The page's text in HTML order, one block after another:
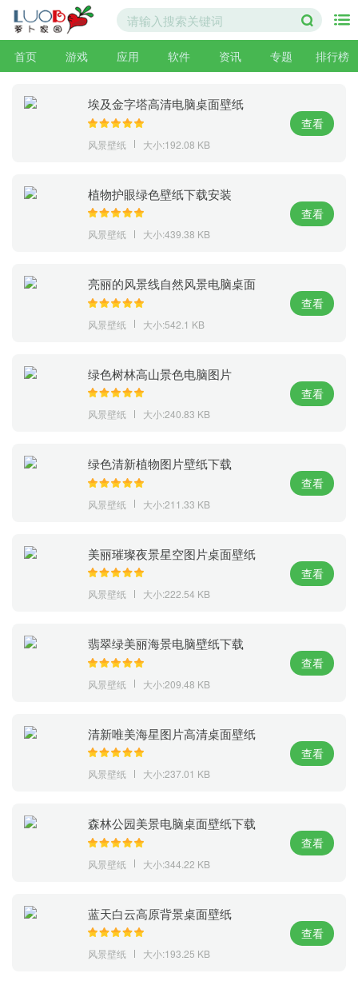
首页 游戏 应用 软件 资讯 专题 排行榜
埃及金字塔高清电脑桌面壁纸
风景壁纸 大小:192.08 KB
查看
植物护眼绿色壁纸下载安装
风景壁纸 大小:439.38 KB
查看
亮丽的风景线自然风景电脑桌面
风景壁纸 大小:542.1 KB
查看
绿色树林高山景色电脑图片
风景壁纸 大小:240.83 KB
查看
绿色清新植物图片壁纸下载
风景壁纸 大小:211.33 KB
查看
美丽璀璨夜景星空图片桌面壁纸
风景壁纸 大小:222.54 KB
查看
翡翠绿美丽海景电脑壁纸下载
风景壁纸 大小:209.48 KB
查看
清新唯美海星图片高清桌面壁纸
风景壁纸 大小:237.01 KB
查看
森林公园美景电脑桌面壁纸下载
风景壁纸 大小:344.22 KB
查看
蓝天白云高原背景桌面壁纸
风景壁纸 大小:193.25 KB
查看